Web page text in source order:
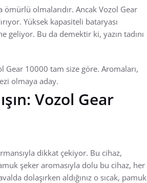
ömürlü olmalarıdır. Ancak Vozol Gear
Yüksek kapasiteli bataryası
geliyor. Bu da demektir ki, yazın tadını
Gear 10000 tam size göre. Aromaları,
olmaya aday.
Vozol Gear
dikkat çekiyor. Bu cihaz,
şeker aromasıyla dolu bu cihaz, her
dolaşırken aldığınız o sıcak, pamuk